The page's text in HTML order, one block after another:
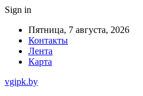
Sign in
Пятница, 7 августа, 2026
Контакты
Лента
Карта
vgipk.by